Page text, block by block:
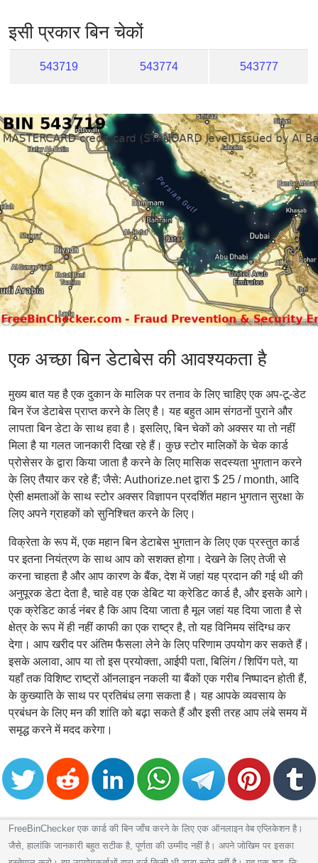
इसी प्रकार बिन चेकों
543719 543774 543777
एक अच्छा बिन डेटाबेस की आवश्यकता है
मुख्य बात यह है एक दुकान के मालिक पर तनाव के लिए चाहिए एक अप-टू-डेट
बिन रेंज डेटाबेस प्राप्त करने के लिए है। यह बहुत आम संगठनों पुराने और
लापता बिन डेटा के साथ हवा है। इसलिए, बिन चेकों को अक्सर या तो नहीं
मिला है या गलत जानकारी दिखा रहे हैं। कुछ स्टोर मालिकों के चेक कार्ड
प्रोसेसर के द्वारा किया जाता है करने के लिए मासिक सदस्यता भुगतान करने
के लिए तैयार कर रहे हैं; जैसे: Authorize.net द्वारा $ 25 / month, आदि
ऐसी क्षमताओं के साथ स्टोर अक्सर विज्ञापन प्रदर्शित महान भुगतान सुरक्षा के
लिए अपने ग्राहकों को सुनिश्चित करने के लिए।
विक्रेता के रूप में, एक महान बिन डेटाबेस भुगतान के लिए एक प्रस्तुत कार्ड
पर इतना नियंत्रण के साथ आप को सशक्त होगा। देखने के लिए तेजी से
करना चाहता है और आप कारण के बैंक, देश में जहां यह प्रदान की गई थी की
अनुपूरक डेटा देता है, चाहे वह एक डेबिट या क्रेडिट कार्ड है, और इसके आगे।
एक क्रेडिट कार्ड नंबर है कि आप दिया जाता है मूल जहां यह दिया जाता है से
क्षेत्र के रूप में ही नहीं काफी का एक राष्ट्र है, तो यह विनिमय संदिग्ध कर
देगा। आप खरीद पर अंतिम फैसला लेने के लिए परिणाम उपयोग कर सकते हैं।
इसके अलावा, आप या तो इस प्रयोक्ता, आईपी पता, बिलिंग / शिपिंग पते, या
यहाँ तक विशिष्ट राष्ट्रों ऑनलाइन नकली या बैंकों एक गरीब निष्पादन होती हैं,
के कुख्याति के साथ पर प्रतिबंध लगा सकता है। यह आपके व्यवसाय के
प्रबंधन के लिए मन की शांति को बढ़ा सकते हैं और इसी तरह आप लंबे समय में
समृद्ध करने में मदद करेगा।
FreeBinChecker एक कार्ड की बिन जाँच करने के लिए एक ऑनलाइन वेब एप्लिकेशन है।
जैसे, हालांकि जानकारी बहुत सटीक है, पूर्णता की उम्मीद नहीं है। अपने जोखिम पर इसका